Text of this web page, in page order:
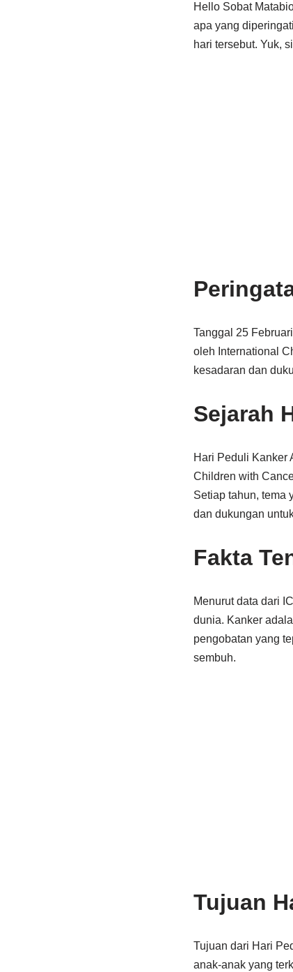
Hello Sobat
apa yang
hari tersebut. Yuk,
Tanggal 25
oleh International
kesadaran dan
Sejarah
Hari Peduli Kanker
Children with
Setiap tahun, tema
dan dukungan
Fakta
Menurut data dari
dunia. Kanker
pengobatan yang
sembuh.
Tujuan
Tujuan dari Hari
anak-anak yang